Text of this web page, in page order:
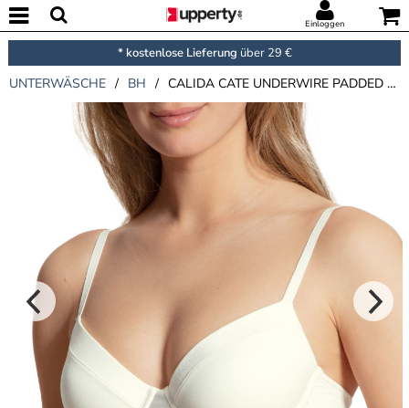
Einloggen
* kostenlose Lieferung über 29 €
UNTERWÄSCHE / BH / CALIDA CATE UNDERWIRE PADDED BRA